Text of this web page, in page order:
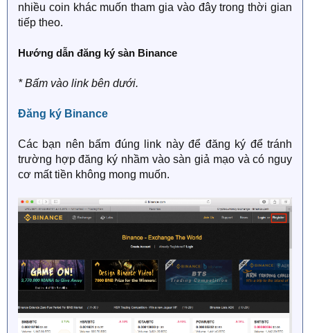
nhiều coin khác muốn tham gia vào đây trong thời gian
tiếp theo.
Hướng dẫn đăng ký sàn Binance
* Bấm vào link bên dưới.
Đăng ký Binance
Các bạn nên bấm đúng link này để đăng ký để tránh
trường hợp đăng ký nhầm vào sàn giả mạo và có nguy
cơ mất tiền không mong muốn.